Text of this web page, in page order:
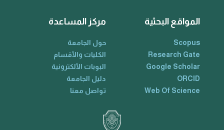
المواقع البحثية
Scopus
Research Gate
Google Scholar
ORCID
Web Of Science
مركز المساعدة
حول الجامعة
الكليات والأقسام
البوبات الألكترونية
دليل الجامعة
تواصل معنا